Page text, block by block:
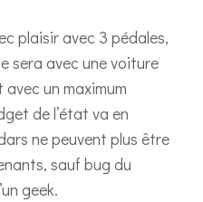
plaisir avec 3 pédales,
sera avec une voiture
un maximum
de l’état va en
ne peuvent plus être
sauf bug du
geek.